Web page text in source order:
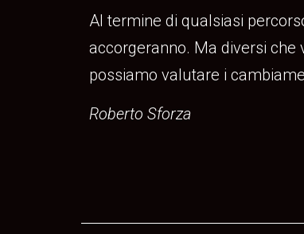
Al termine di qualsiasi
accorgeranno. Ma diversi che
possiamo valutare i
Roberto Sforza